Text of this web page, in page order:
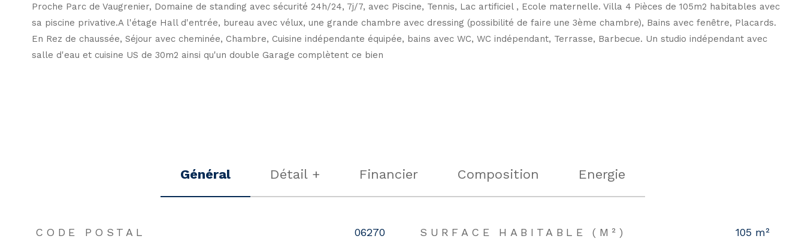
Proche Parc de Vaugrenier, Domaine de standing avec sécurité 24h/24, 7j/7, avec Piscine, Tennis, Lac artificiel , Ecole maternelle. Villa 4 Pièces de 105m2 habitables avec
sa piscine privative.A l'étage Hall d'entrée, bureau avec vélux, une grande chambre avec dressing (possibilité de faire une 3ème chambre), Bains avec fenêtre, Placards.
En Rez de chaussée, Séjour avec cheminée, Chambre, Cuisine indépendante équipée, bains avec WC, WC indépendant, Terrasse, Barbecue. Un studio indépendant avec
salle d'eau et cuisine US de 30m2 ainsi qu'un double Garage complètent ce bien
Général Détail + Financier Composition Energie
TRAD_ZEPHYR_Caracteristique
CODE POSTAL 06270 SURFACE HABITABLE (M²) 105 m²